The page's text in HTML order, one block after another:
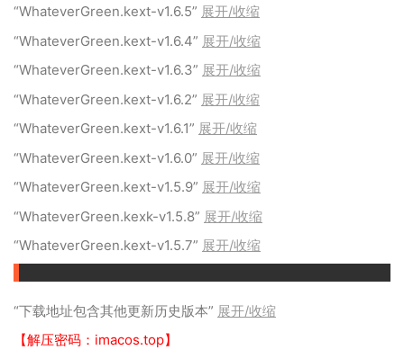
“WhateverGreen.kext-v1.6.5” 展开/收缩
“WhateverGreen.kext-v1.6.4” 展开/收缩
“WhateverGreen.kext-v1.6.3” 展开/收缩
“WhateverGreen.kext-v1.6.2” 展开/收缩
“WhateverGreen.kext-v1.6.1” 展开/收缩
“WhateverGreen.kext-v1.6.0” 展开/收缩
“WhateverGreen.kext-v1.5.9” 展开/收缩
“WhateverGreen.kexk-v1.5.8” 展开/收缩
“WhateverGreen.kext-v1.5.7” 展开/收缩
“下载地址包含其他更新历史版本” 展开/收缩
【解压密码：imacos.top】